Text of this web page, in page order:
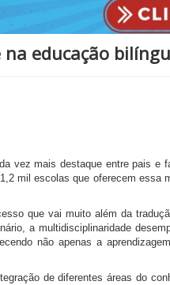
educação
vez mais destaque entre pais
mil escolas que oferecem essa
que vai muito além da
a multidisciplinaridade
não apenas a
de diferentes áreas do